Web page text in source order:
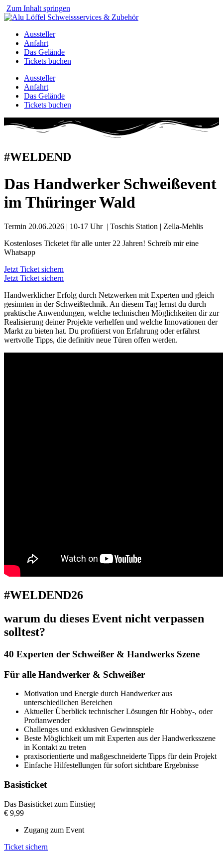
Zum Inhalt springen
Aussteller
Anfahrt
Das Gelände
Tickets buchen
Aussteller
Anfahrt
Das Gelände
Tickets buchen
#WELDEND
Das Handwerker Schweißevent
im Thüringer Wald
Termin 20.06.2026 | 10-17 Uhr | Toschis Station | Zella-Mehlis
Kostenloses Ticketet für alle unter 22 Jahren! Schreib mir eine
Whatsapp
Jetzt Ticket sichern
Jetzt Ticket sichern
Handwerklicher Erfolg durch Netzwerken mit Experten und gleich
gesinnten in der Schweißtechnik. An diesem Tag lernst du durch
praktische Anwendungen, welche technischen Möglichkeiten dir zur
Realisierung deiner Projekte verhelfen und welche Innovationen der
Markt zu bieten hat. Du profitierst von Erfahrung oder erfährst
wertvolle Tipps, die definitiv neue Türen offen werden.
#WELDEND26
warum du dieses Event nicht verpassen
solltest?
40 Experten der Schweißer & Handwerks Szene
Für alle Handwerker & Schweißer
Motivation und Energie durch Handwerker aus
unterschiedlichen Bereichen
Aktueller Überblick technischer Lösungen für Hobby-, oder
Profianwender
Challenges und exklusiven Gewinnspiele
Beste Möglichkeit um mit Experten aus der Handwerksszene
in Kontakt zu treten
praxisorientierte und maßgeschneiderte Tipps für dein Projekt
Einfache Hilfestellungen für sofort sichtbare Ergebnisse
Basisticket
Das Basisticket zum Einstieg
€ 9,99
Zugang zum Event
Ticket sichern